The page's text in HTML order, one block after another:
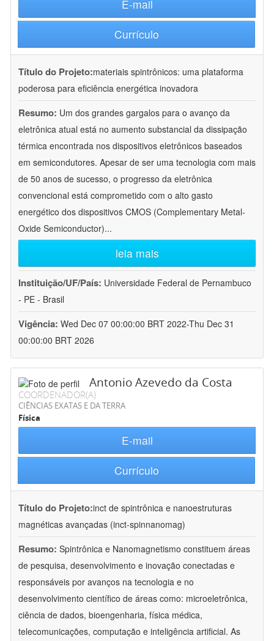
E-mail
Currículo
Título do Projeto:materiais spintrônicos: uma plataforma
poderosa para eficiência energética inovadora
Resumo: Um dos grandes gargalos para o avanço da
eletrônica atual está no aumento substancial da dissipação
térmica encontrada nos dispositivos eletrônicos baseados
em semicondutores. Apesar de ser uma tecnologia com mais
de 50 anos de sucesso, o progresso da eletrônica
convencional está comprometido com o alto gasto
energético dos dispositivos CMOS (Complementary Metal-
Oxide Semiconductor)...
leia mais
Instituição/UF/País: Universidade Federal de Pernambuco
- PE - Brasil
Vigência: Wed Dec 07 00:00:00 BRT 2022-Thu Dec 31
00:00:00 BRT 2026
Antonio Azevedo da Costa
COORDENADOR(A)
CIÊNCIAS EXATAS E DA TERRA
Física
E-mail
Currículo
Título do Projeto:inct de spintrônica e nanoestruturas
magnéticas avançadas (inct-spinnanomag)
Resumo: Spintrônica e Nanomagnetismo constituem áreas
de pesquisa, desenvolvimento e inovação conectadas e
responsáveis por avanços na tecnologia e no
desenvolvimento científico de áreas como: microeletrônica,
ciência de dados, bioengenharia, física médica,
telecomunicações, computação e inteligência artificial. As